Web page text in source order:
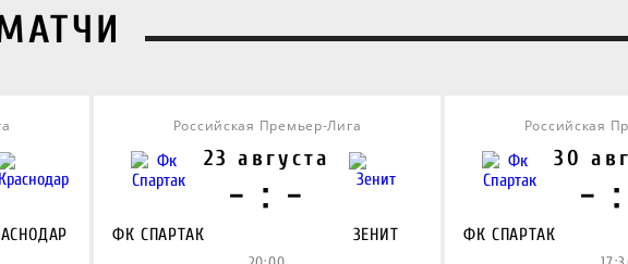
Российская Премьер-Лига
ФК СПАРТАК
- : -
ЗЕНИТ
23 августа
Российская
ФК СПАРТАК
-
30